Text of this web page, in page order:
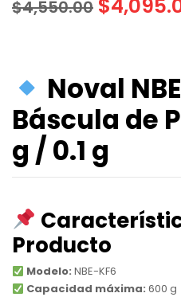
$4,550.00 $
Noval
Báscula de
g / 0.1 g
Producto
Modelo: NBE-KF6
Capacidad máxima: 600 g